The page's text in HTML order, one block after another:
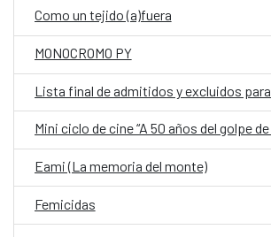
Como un tejido (a)fuera
MONOCROMO PY
Eami (La memoria del monte)
Femicidas